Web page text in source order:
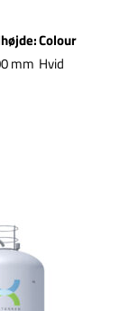
Colour
mm Hvid